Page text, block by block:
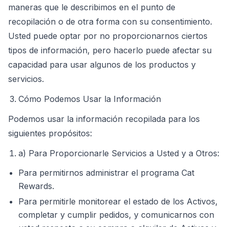
maneras que le describimos en el punto de
recopilación o de otra forma con su consentimiento.
Usted puede optar por no proporcionarnos ciertos
tipos de información, pero hacerlo puede afectar su
capacidad para usar algunos de los productos y
servicios.
Cómo Podemos Usar la Información
Podemos usar la información recopilada para los
siguientes propósitos:
a) Para Proporcionarle Servicios a Usted y a Otros:
Para permitirnos administrar el programa Cat
Rewards.
Para permitirle monitorear el estado de los Activos,
completar y cumplir pedidos, y comunicarnos con